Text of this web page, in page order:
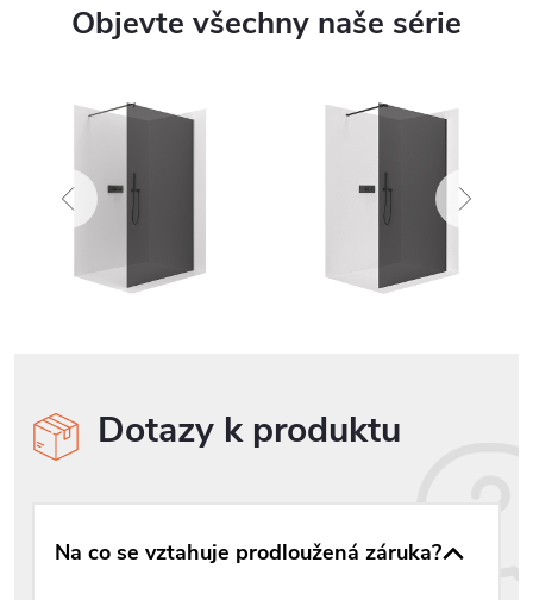
Objevte všechny naše série
Dotazy k produktu
Na co se vztahuje prodloužená záruka?